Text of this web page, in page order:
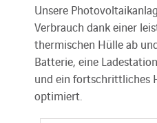
Unsere
Verbrauch dank einer
thermischen Hülle ab
Batterie, eine
und ein fortschrittliches
optimiert.